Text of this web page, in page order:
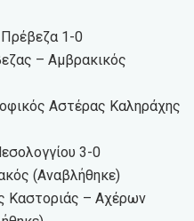
1-0
– Αμβρακικός
Αστέρας Καληράχης
3-0
(Αναβλήθηκε)
Καστοριάς – Αχέρων